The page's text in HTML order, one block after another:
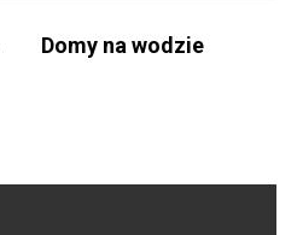
Domy na wodzie